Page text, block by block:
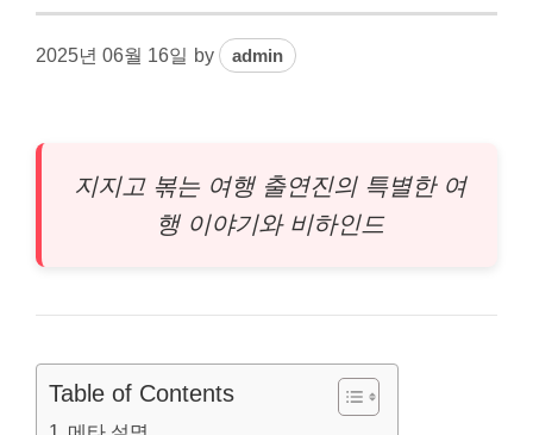
2025년 06월 16일 by admin
지지고 볶는 여행 출연진의 특별한 여
행 이야기와 비하인드
Table of Contents